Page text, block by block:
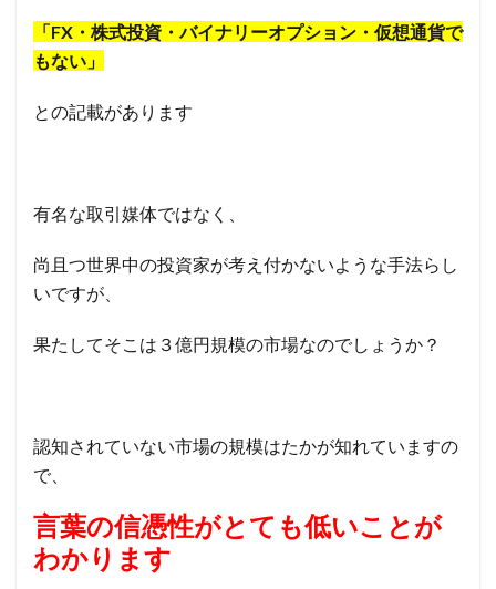
「FX・株式投資・バイナリーオプション・仮想通貨で
もない」
との記載があります
有名な取引媒体ではなく、
尚且つ世界中の投資家が考え付かないような手法らし
いですが、
果たしてそこは ３億円規模の市場なのでしょうか？
認知されていない市場の規模はたかが知れていますの
で、
言葉の信憑性がとても低いことが
わかります